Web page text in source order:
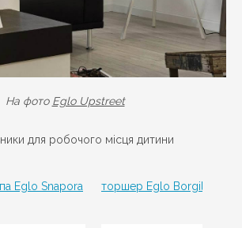
На фото Eglo Upstreet
для робочого місця дитини
Eglo Snapora
торшер Eglo Borgillio